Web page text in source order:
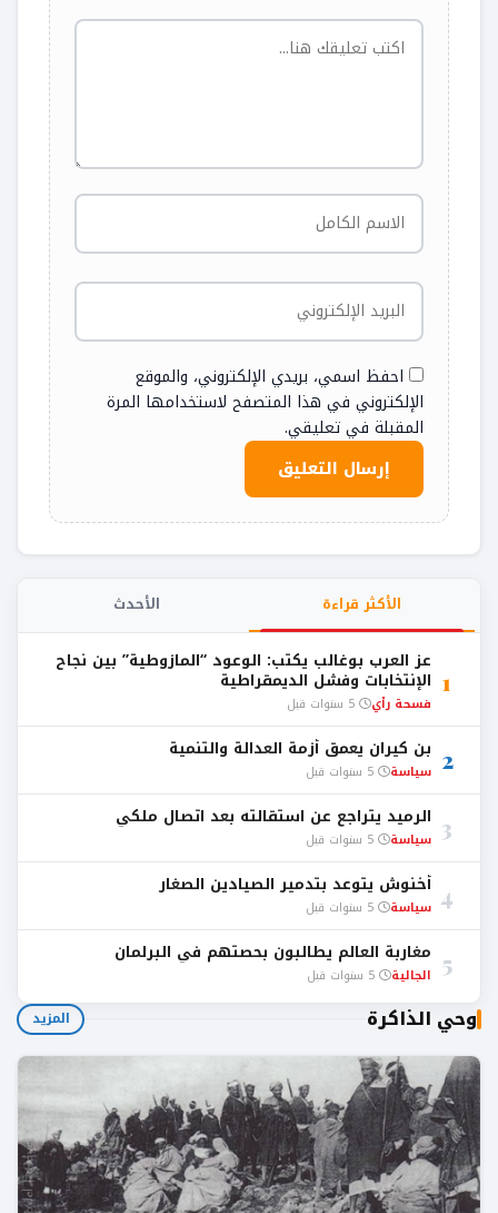
احفظ اسمي، بريدي الإلكتروني، والموقع
الإلكتروني في هذا المتصفح لاستخدامها المرة
المقبلة في تعليقي.
الأكثر قراءة الأحدث
1
عز العرب بوغالب يكتب: الوعود “المازوطية” بين نجاح
الإنتخابات وفشل الديمقراطية
فسحة رأي
2 بن كيران يعمق أزمة العدالة والتنمية
سياسة
3 الرميد يتراجع عن استقالته بعد اتصال ملكي
سياسة
4 أخنوش يتوعد بتدمير الصيادين الصغار
سياسة
5 مغاربة العالم يطالبون بحصتهم في البرلمان
الجالية
وحي الذاكرة المزيد